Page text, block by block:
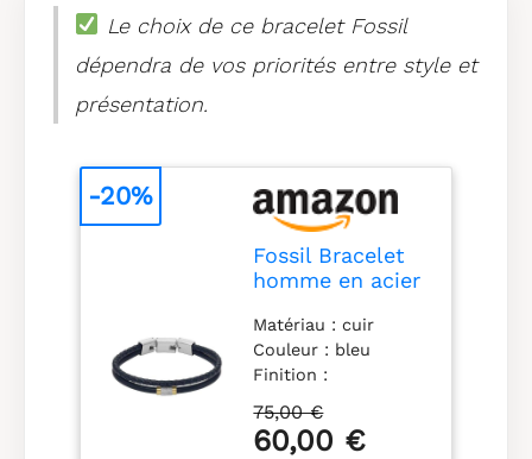
Le choix de ce bracelet Fossil
dépendra de vos priorités entre style et
présentation.
Fossil Bracelet
homme en acier
en cuir avec
fermoir
rabattable
Matériau : cuir
Couleur : bleu
Finition :
de fermoir : boucle
75,00 €
60,00 €
-20%